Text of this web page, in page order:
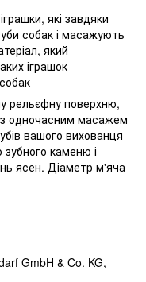
які завдяки
собак і масажують
який
іграшок -
рельєфну поверхню,
одночасним масажем
вашого вихованця
каменю і
ясен. Діаметр м'яча
GmbH & Co. KG,